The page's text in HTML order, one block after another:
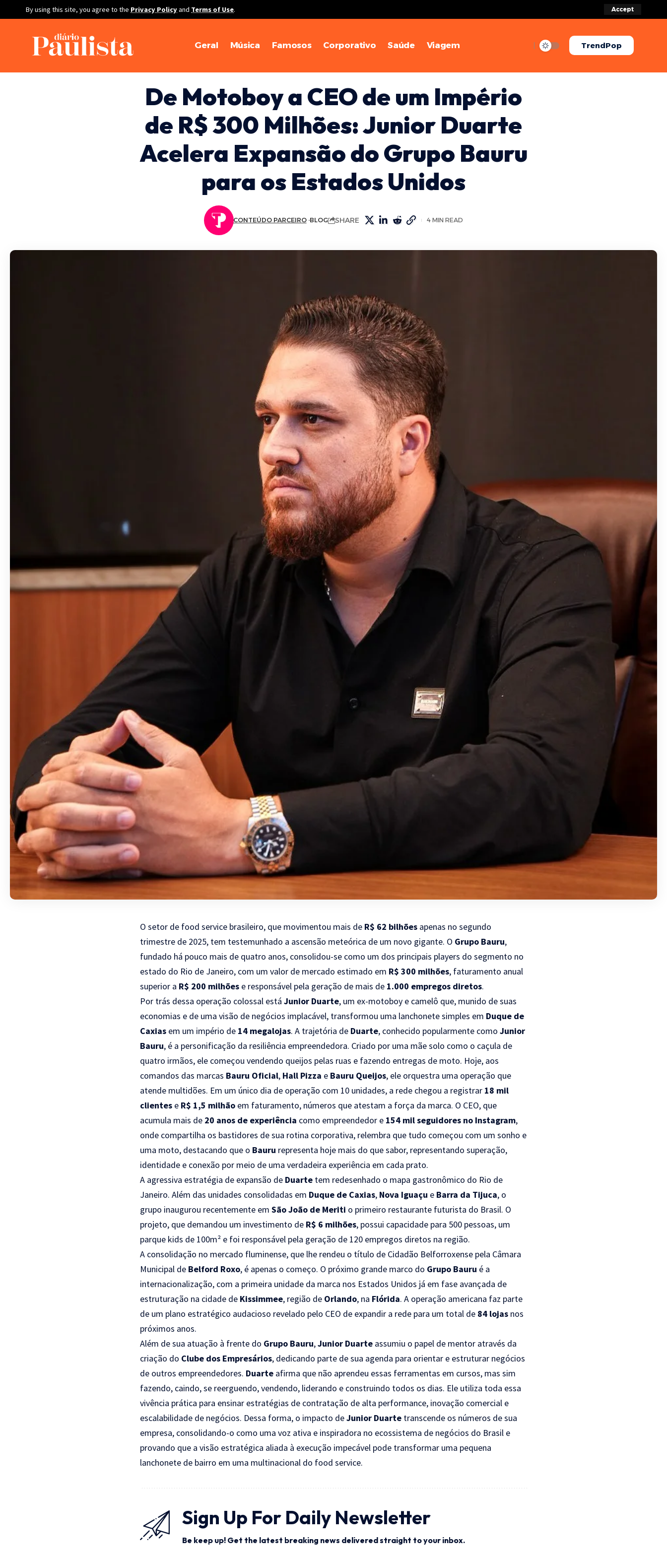
By using this site, you agree to the Privacy Policyand Terms of Use. Accept
Geral Música Famosos Corporativo Saúde Viagem TrendPop
De Motoboy a CEO de um Império
de R$ 300 Milhões: Junior Duarte
Acelera Expansão do Grupo Bauru
para os Estados Unidos
CONTEÚDO PARCEIRO BLOG SHARE 4 MIN READ
O setor de food service brasileiro, que movimentou mais de R$ 62 bilhões apenas no segundo
trimestre de 2025, tem testemunhado a ascensão meteórica de um novo gigante. O Grupo Bauru,
fundado há pouco mais de quatro anos, consolidou-se como um dos principais players do segmento no
estado do Rio de Janeiro, com um valor de mercado estimado em R$ 300 milhões, faturamento anual
superior a R$ 200 milhões e responsável pela geração de mais de 1.000 empregos diretos.
Por trás dessa operação colossal está Junior Duarte, um ex-motoboy e camelô que, munido de suas
economias e de uma visão de negócios implacável, transformou uma lanchonete simples em Duque de
Caxias em um império de 14 megalojas. A trajetória de Duarte, conhecido popularmente como Junior
Bauru, é a personificação da resiliência empreendedora. Criado por uma mãe solo como o caçula de
quatro irmãos, ele começou vendendo queijos pelas ruas e fazendo entregas de moto. Hoje, aos
comandos das marcas Bauru Oficial, Hall Pizza e Bauru Queijos, ele orquestra uma operação que
atende multidões. Em um único dia de operação com 10 unidades, a rede chegou a registrar 18 mil
clientes e R$ 1,5 milhão em faturamento, números que atestam a força da marca. O CEO, que
acumula mais de 20 anos de experiência como empreendedor e 154 mil seguidores no Instagram,
onde compartilha os bastidores de sua rotina corporativa, relembra que tudo começou com um sonho e
uma moto, destacando que o Bauru representa hoje mais do que sabor, representando superação,
identidade e conexão por meio de uma verdadeira experiência em cada prato.
A agressiva estratégia de expansão de Duarte tem redesenhado o mapa gastronômico do Rio de
Janeiro. Além das unidades consolidadas em Duque de Caxias, Nova Iguaçu e Barra da Tijuca, o
grupo inaugurou recentemente em São João de Meriti o primeiro restaurante futurista do Brasil. O
projeto, que demandou um investimento de R$ 6 milhões, possui capacidade para 500 pessoas, um
parque kids de 100m² e foi responsável pela geração de 120 empregos diretos na região.
A consolidação no mercado fluminense, que lhe rendeu o título de Cidadão Belforroxense pela Câmara
Municipal de Belford Roxo, é apenas o começo. O próximo grande marco do Grupo Bauru é a
internacionalização, com a primeira unidade da marca nos Estados Unidos já em fase avançada de
estruturação na cidade de Kissimmee, região de Orlando, na Flórida. A operação americana faz parte
de um plano estratégico audacioso revelado pelo CEO de expandir a rede para um total de 84 lojas nos
próximos anos.
Além de sua atuação à frente do Grupo Bauru,Junior Duarte assumiu o papel de mentor através da
criação do Clube dos Empresários, dedicando parte de sua agenda para orientar e estruturar negócios
de outros empreendedores. Duarte afirma que não aprendeu essas ferramentas em cursos, mas sim
fazendo, caindo, se reerguendo, vendendo, liderando e construindo todos os dias. Ele utiliza toda essa
vivência prática para ensinar estratégias de contratação de alta performance, inovação comercial e
escalabilidade de negócios. Dessa forma, o impacto deJunior Duarte transcende os números de sua
empresa, consolidando-o como uma voz ativa e inspiradora no ecossistema de negócios do Brasil e
provando que a visão estratégica aliada à execução impecável pode transformar uma pequena
lanchonete de bairro em uma multinacional do food service.
Sign Up For Daily Newsletter
Be keep up! Get the latest breaking news delivered straight to your inbox.